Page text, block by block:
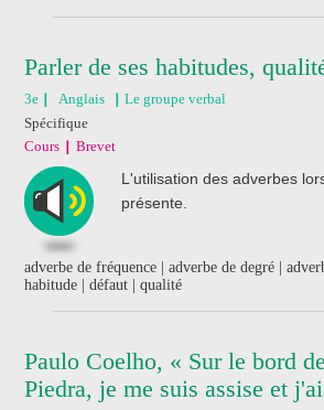
Parler de ses habitudes,
3e Anglais
Le groupe verbal
Spécifique
Cours
Brevet
L'utilisation des adverbes
présente.
adverbe de fréquence | adverbe de degré |
habitude | défaut | qualité
Paulo Coelho, « Sur le bord
Piedra, je me suis assise et